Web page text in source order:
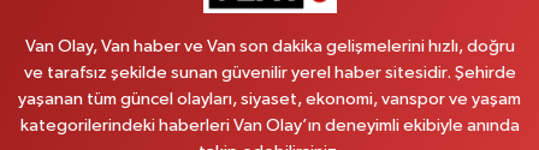
Afşar Eczanesi
Kazım Karabekir cad.Eski Araştırma Hastanesi karşısı (kent park karşısı )
Kaval iş merkezi No: 156 B
0 (432) 214 02 40
Van Olay, Van haber ve Van son dakika gelişmelerini hızlı, doğru
ve tarafsız şekilde sunan güvenilir yerel haber sitesidir. Şehirde
yaşanan tüm güncel olayları, siyaset, ekonomi, vanspor ve yaşam
kategorilerindeki haberleri Van Olay’ın deneyimli ekibiyle anında